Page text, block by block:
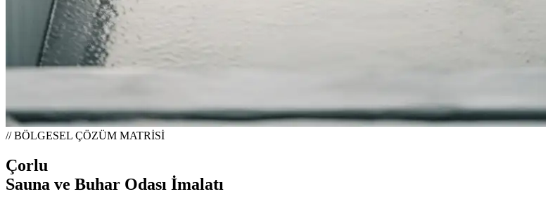
// BÖLGESEL ÇÖZÜM MATRİSİ
Çorlu
Sauna ve Buhar Odası İmalatı